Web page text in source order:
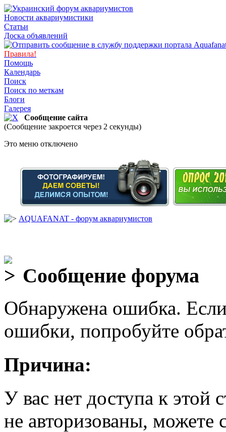
Новости аквариумистики
Статьи
Доска объявлений
Правила!
Помощь
Календарь
Поиск
Поиск по меткам
Блоги
Галерея
Сообщение сайта
(Сообщение закроется через 2 секунды)
Это меню отключено
AQUAFANAT - форум аквариумистов
Сообщение форума
Обнаружена ошибка.
ошибки, попробуйте
Причина:
У вас нет доступа к
не авторизованы, можете